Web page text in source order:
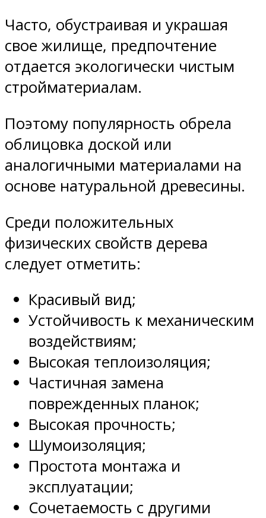
Часто, обустраивая и украшая
свое жилище, предпочтение
отдается экологически чистым
стройматериалам.
Поэтому популярность обрела
облицовка доской или
аналогичными материалами на
основе натуральной древесины.
Среди положительных
физических свойств дерева
следует отметить:
Красивый вид;
Устойчивость к механическим
воздействиям;
Высокая теплоизоляция;
Частичная замена
поврежденных планок;
Высокая прочность;
Шумоизоляция;
Простота монтажа и
эксплуатации;
Сочетаемость с другими